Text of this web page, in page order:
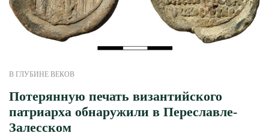
В ГЛУБИНЕ ВЕКОВ
Потерянную печать византийского
патриарха обнаружили в Переславле-
Залесском